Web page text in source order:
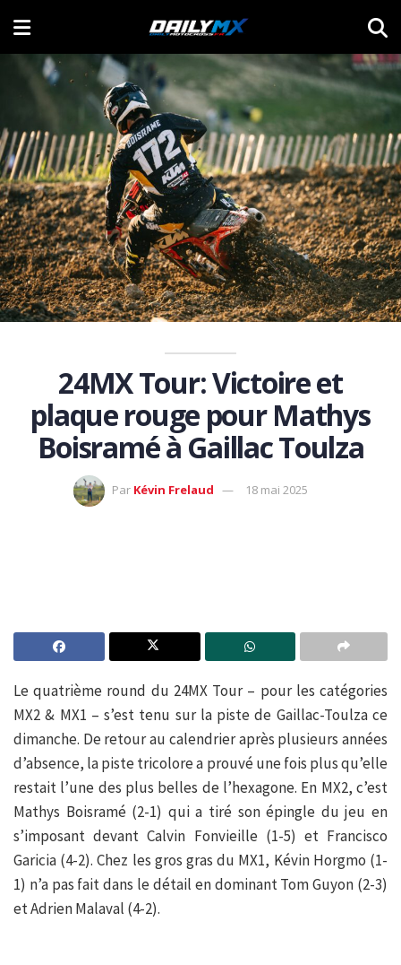
24MX Tour: Victoire et
plaque rouge pour Mathys
Boisramé à Gaillac Toulza
Par Kévin Frelaud 18 mai 2025
Le quatrième round du 24MX Tour – pour les catégories
MX2 & MX1 – s’est tenu sur la piste de Gaillac-Toulza ce
dimanche. De retour au calendrier après plusieurs années
d’absence, la piste tricolore a prouvé une fois plus qu’elle
restait l’une des plus belles de l’hexagone. En MX2, c’est
Mathys Boisramé (2-1) qui a tiré son épingle du jeu en
s’imposant devant Calvin Fonvieille (1-5) et Francisco
Garicia (4-2). Chez les gros gras du MX1, Kévin Horgmo (1-
1) n’a pas fait dans le détail en dominant Tom Guyon (2-3)
et Adrien Malaval (4-2).